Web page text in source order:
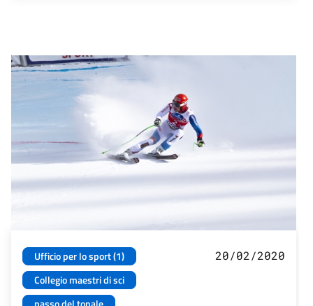
Ufficio per lo sport (1)
Collegio maestri di sci
20/02/2020